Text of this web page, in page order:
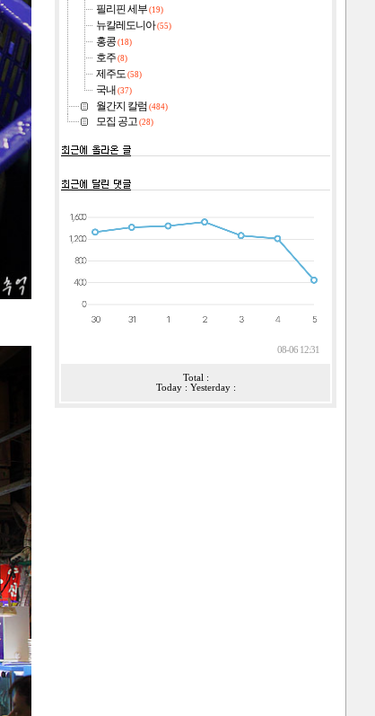
필리핀 세부 (19)
뉴칼레도니아(55)
홍콩 (18)
호주 (8)
제주도 (58)
국내 (37)
월간지 칼럼 (484)
모집 공고 (28)
08-06 12:31
Total :
Today : Yesterday :